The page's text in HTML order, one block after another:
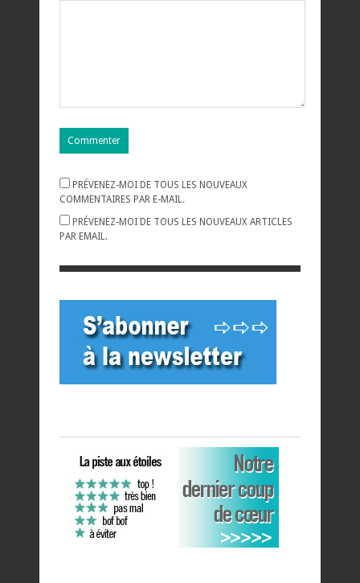
PRÉVENEZ-MOI DE TOUS LES NOUVEAUX
COMMENTAIRES PAR E-MAIL.
PRÉVENEZ-MOI DE TOUS LES NOUVEAUX ARTICLES
PAR EMAIL.